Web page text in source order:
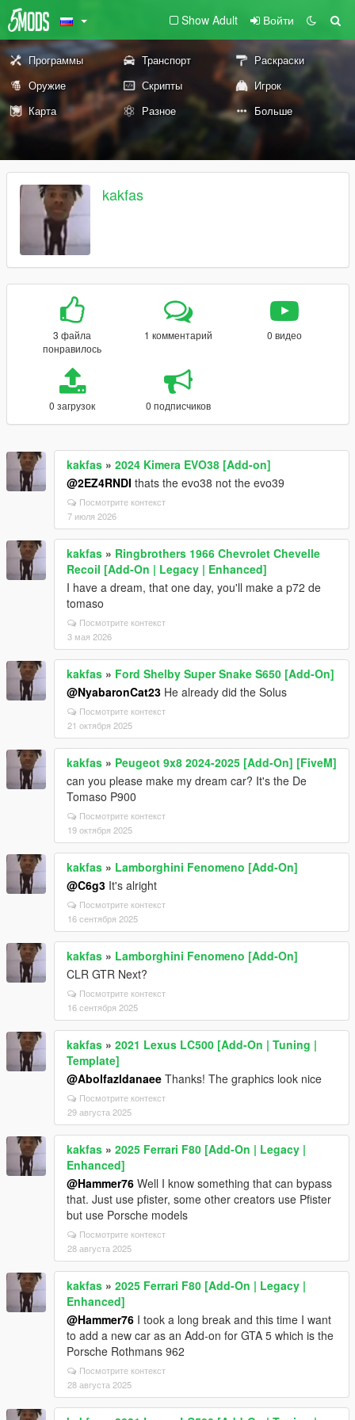
Show Adult Войти
Программы Транспорт
Раскраски
Оружие
Скрипты
Игрок
Карта
Разное Больше
kakfas
3 файла
понравилось
1 комментарий 0 видео
0 загрузок 0 подписчиков
kakfas » 2024 Kimera EVO38 [Add-on]
@2EZ4RNDI thats the evo38 not the evo39
Посмотрите контекст
7 июля 2026
kakfas » Ringbrothers 1966 Chevrolet Chevelle
Recoil [Add-On | Legacy | Enhanced]
I have a dream, that one day, you'll make a p72 de
tomaso
Посмотрите контекст
3 мая 2026
kakfas » Ford Shelby Super Snake S650 [Add-On]
@NyabaronCat23 He already did the Solus
Посмотрите контекст
21 октября 2025
kakfas » Peugeot 9x8 2024-2025 [Add-On] [FiveM]
can you please make my dream car? It's the De
Tomaso P900
Посмотрите контекст
19 октября 2025
kakfas » Lamborghini Fenomeno [Add-On]
@C6g3 It's alright
Посмотрите контекст
16 сентября 2025
kakfas » Lamborghini Fenomeno [Add-On]
CLR GTR Next?
Посмотрите контекст
16 сентября 2025
kakfas » 2021 Lexus LC500 [Add-On | Tuning |
Template]
@Abolfazldanaee Thanks! The graphics look nice
Посмотрите контекст
29 августа 2025
kakfas » 2025 Ferrari F80 [Add-On | Legacy |
Enhanced]
@Hammer76 Well I know something that can bypass
that. Just use pfister, some other creators use Pfister
but use Porsche models
Посмотрите контекст
28 августа 2025
kakfas » 2025 Ferrari F80 [Add-On | Legacy |
Enhanced]
@Hammer76 I took a long break and this time I want
to add a new car as an Add-on for GTA 5 which is the
Porsche Rothmans 962
Посмотрите контекст
28 августа 2025